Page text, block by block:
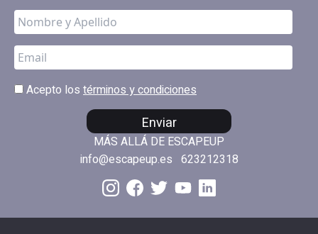
Acepto los términos y condiciones
Enviar
MÁS ALLÁ DE ESCAPEUP
info@escapeup.es 623212318